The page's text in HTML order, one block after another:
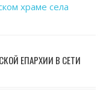
храме села
ЕПАРХИИ В СЕТИ